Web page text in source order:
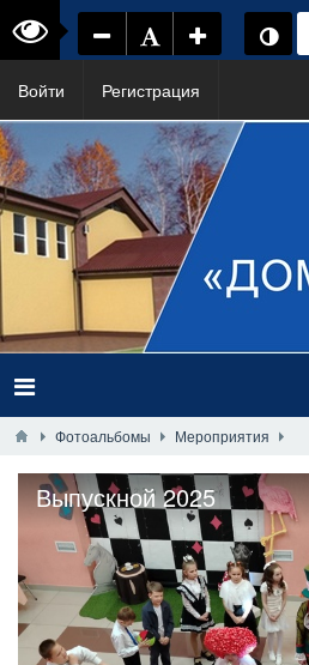
Войти Регистрация
Фотоальбомы Мероприятия
Выпускной 2025